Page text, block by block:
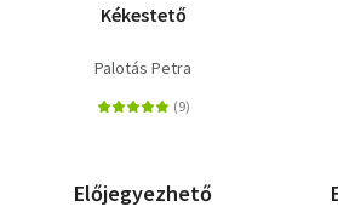
Kékestető
Palotás Petra
Előjegyezhető